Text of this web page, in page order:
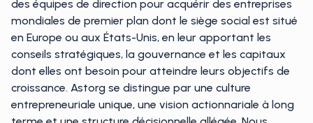
des équipes de direction pour acquérir des entreprises
mondiales de premier plan dont le siège social est situé
en Europe ou aux États-Unis, en leur apportant les
conseils stratégiques, la gouvernance et les capitaux
dont elles ont besoin pour atteindre leurs objectifs de
croissance. Astorg se distingue par une culture
entrepreneuriale unique, une vision actionnariale à long